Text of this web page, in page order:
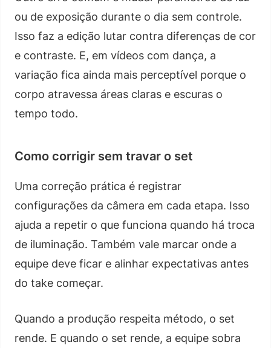
ou de exposição durante o dia sem controle.
Isso faz a edição lutar contra diferenças de cor
e contraste. E, em vídeos com dança, a
variação fica ainda mais perceptível porque o
corpo atravessa áreas claras e escuras o
tempo todo.
Como corrigir sem travar o set
Uma correção prática é registrar
configurações da câmera em cada etapa. Isso
ajuda a repetir o que funciona quando há troca
de iluminação. Também vale marcar onde a
equipe deve ficar e alinhar expectativas antes
do take começar.
Quando a produção respeita método, o set
rende. E quando o set rende, a equipe sobra